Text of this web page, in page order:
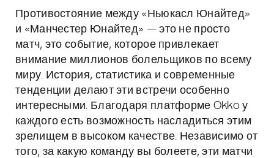
Противостояние между «Ньюкасл Юнайтед»
и «Манчестер Юнайтед» — это не просто
матч, это событие, которое привлекает
внимание миллионов болельщиков по всему
миру. История, статистика и современные
тенденции делают эти встречи особенно
интересными. Благодаря платформе Okko у
каждого есть возможность насладиться этим
зрелищем в высоком качестве. Независимо от
того, за какую команду вы болеете, эти матчи